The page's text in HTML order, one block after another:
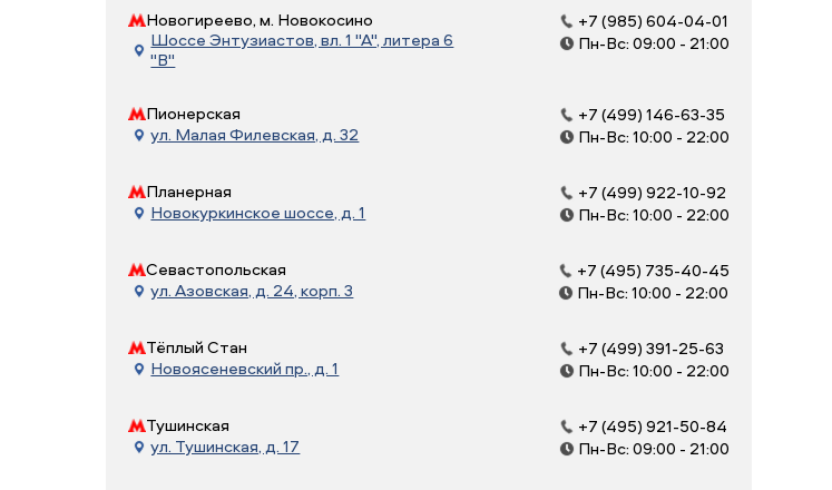
Новогиреево, м. Новокосино
Шоссе Энтузиастов, вл. 1 "А", литера 6
"В"
+7 (985) 604-04-01
Пн-Вс: 09:00 - 21:00
Пионерская
ул. Малая Филевская, д. 32
+7 (499) 146-63-35
Пн-Вс: 10:00 - 22:00
Планерная
Новокуркинское шоссе, д. 1
+7 (499) 922-10-92
Пн-Вс: 10:00 - 22:00
Севастопольская
ул. Азовская, д. 24, корп. 3
+7 (495) 735-40-45
Пн-Вс: 10:00 - 22:00
Тёплый Стан
Новоясеневский пр., д. 1
+7 (499) 391-25-63
Пн-Вс: 10:00 - 22:00
Тушинская
ул. Тушинская, д. 17
+7 (495) 921-50-84
Пн-Вс: 09:00 - 21:00